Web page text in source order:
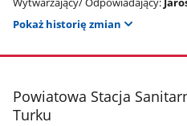
Pokaż historię zmian
stopka
Powiatowa Stacja
Turku